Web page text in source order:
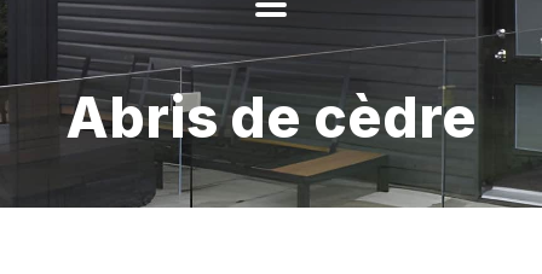
Abris de cèdre